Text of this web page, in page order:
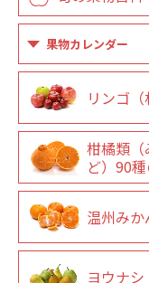
果物カレンダー
リンゴ（
柑橘類
ど）90
温州み
ヨウナシ